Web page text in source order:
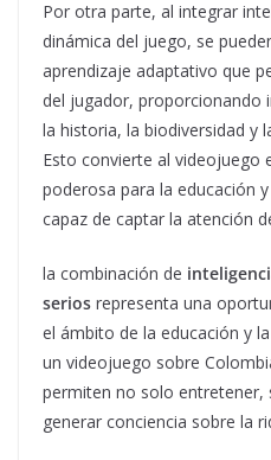
Por otra parte, al integrar
dinámica del juego, se
aprendizaje adaptativo que
del jugador, proporcionando
la historia, la biodiversidad y
Esto convierte al videojuego
poderosa para la educación
capaz de captar la atención
la combinación de
serios representa una
el ámbito de la educación y
un videojuego sobre
permiten no solo entretener,
generar conciencia sobre la